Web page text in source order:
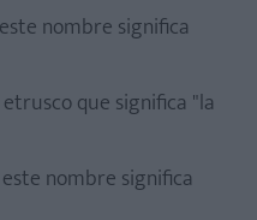
nombre significa
que significa "la
nombre significa